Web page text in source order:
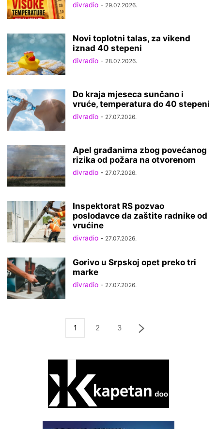
divradio - 29.07.2026.
Novi toplotni talas, za vikend
iznad 40 stepeni
divradio - 28.07.2026.
Do kraja mjeseca sunčano i
vruće, temperatura do 40 stepeni
divradio - 27.07.2026.
Apel građanima zbog povećanog
rizika od požara na otvorenom
divradio - 27.07.2026.
Inspektorat RS pozvao
poslodavce da zaštite radnike od
vrućine
divradio - 27.07.2026.
Gorivo u Srpskoj opet preko tri
marke
divradio - 27.07.2026.
1 2 3